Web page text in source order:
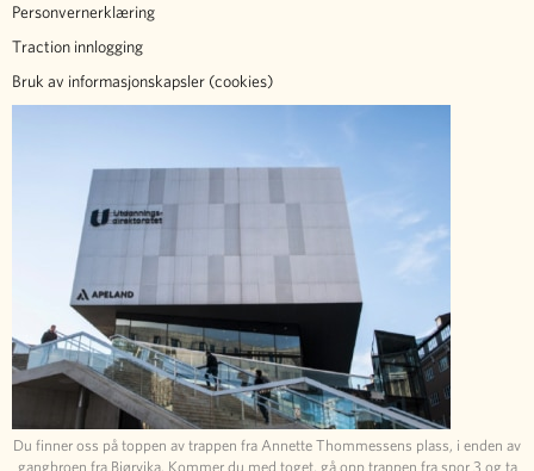
Personvernerklæring
Traction innlogging
Bruk av informasjonskapsler (cookies)
Du finner oss på toppen av trappen fra Annette Thommessens plass, i enden av
gangbroen fra Bjørvika. Kommer du med toget, gå opp trappen fra spor 3 og ta